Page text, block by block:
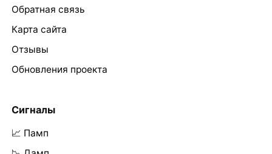
Обратная связь
Карта сайта
Отзывы
Обновления проекта
Сигналы
📈 Памп